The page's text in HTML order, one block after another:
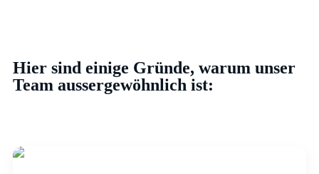
Hier sind einige Gründe, warum unser
Team aussergewöhnlich ist: